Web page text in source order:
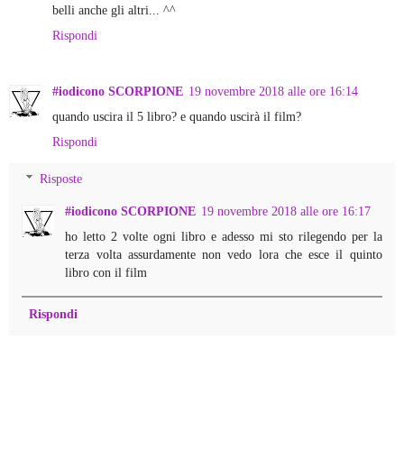
belli anche gli altri... ^^
Rispondi
#iodicono SCORPIONE 19 novembre 2018 alle ore 16:14
quando uscira il 5 libro? e quando uscirà il film?
Rispondi
Risposte
#iodicono SCORPIONE 19 novembre 2018 alle ore 16:17
ho letto 2 volte ogni libro e adesso mi sto rilegendo per la
terza volta assurdamente non vedo lora che esce il quinto
libro con il film
Rispondi